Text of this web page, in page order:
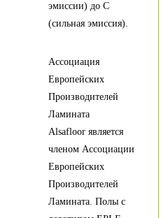
эмиссии) до С
(сильная эмиссия).
Ассоциация
Европейских
Производителей
Ламината
Alsafloor является
членом Ассоциации
Европейских
Производителей
Ламината. Полы с